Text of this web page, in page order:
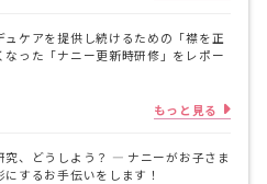
ュケアを提供し続けるための「襟を正
なった「ナニー更新時研修」をレポー
もっと見る
究、どうしよう？ ― ナニーがお子さま
にするお手伝いをします！